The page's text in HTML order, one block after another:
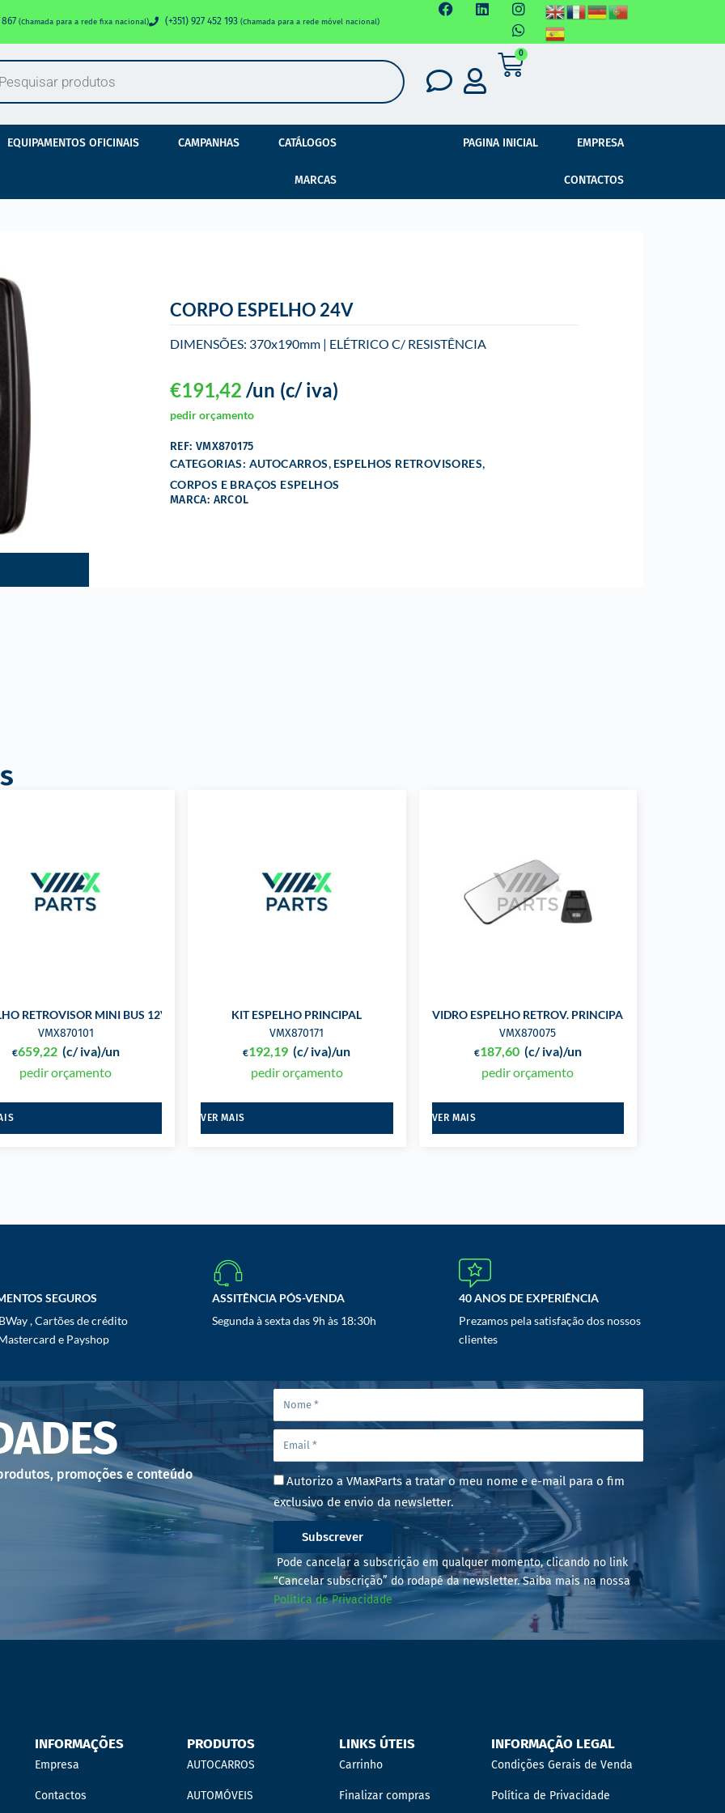
867 (Chamada para a rede fixa nacional) (+351) 927 452 193 (Chamada para a rede móvel nacional)
0
EQUIPAMENTOS OFICINAIS CAMPANHAS CATÁLOGOS
MARCAS
PAGINA INICIAL EMPRESA
CONTACTOS
CORPO ESPELHO 24V
DIMENSÕES: 370x190mm | ELÉTRICO C/ RESISTÊNCIA
€191,42 (c/ iva)
/un
pedir orçamento
REF: VMX870175
CATEGORIAS: AUTOCARROS, ESPELHOS RETROVISORES,
CORPOS E BRAÇOS ESPELHOS
MARCA: ARCOL
RETROVISOR MINI BUS 12V
VMX870101
€659,22 (c/ iva)/un
pedir orçamento
KIT ESPELHO PRINCIPAL
VMX870171
€192,19 (c/ iva)/un
pedir orçamento
VER MAIS
VIDRO ESPELHO RETROV. PRINCIPAL
VMX870075
€187,60 (c/ iva)/un
pedir orçamento
VER MAIS
SEGUROS
, Cartões de crédito
e Payshop
ASSITÊNCIA PÓS-VENDA
Segunda à sexta das 9h às 18:30h
40 ANOS DE EXPERIÊNCIA
Prezamos pela satisfação dos nossos
clientes
promoções e conteúdo
Autorizo a VMaxParts a tratar o meu nome e e-mail para o fim
exclusivo de envio da newsletter.
Subscrever
Pode cancelar a subscrição em qualquer momento, clicando no link
“Cancelar subscrição” do rodapé da newsletter. Saiba mais na nossa
Política de Privacidade
INFORMAÇÕES
Empresa
Contactos
PRODUTOS
AUTOCARROS
AUTOMÓVEIS
LINKS ÚTEIS
Carrinho
Finalizar compras
INFORMAÇÃO LEGAL
Condições Gerais de Venda
Política de Privacidade